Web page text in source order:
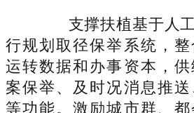
支撑扶植基于人工
行规划取径保举系统，整
运转数据和办事资本，
案保举、及时况消息推
等功能。激励城市群、